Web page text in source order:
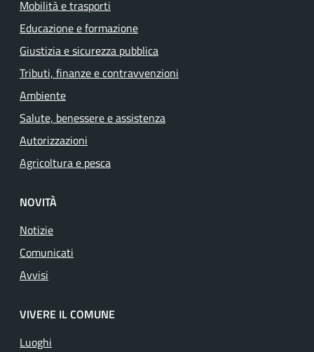
Mobilità e trasporti
Educazione e formazione
Giustizia e sicurezza pubblica
Tributi, finanze e contravvenzioni
Ambiente
Salute, benessere e assistenza
Autorizzazioni
Agricoltura e pesca
NOVITÀ
Notizie
Comunicati
Avvisi
VIVERE IL COMUNE
Luoghi